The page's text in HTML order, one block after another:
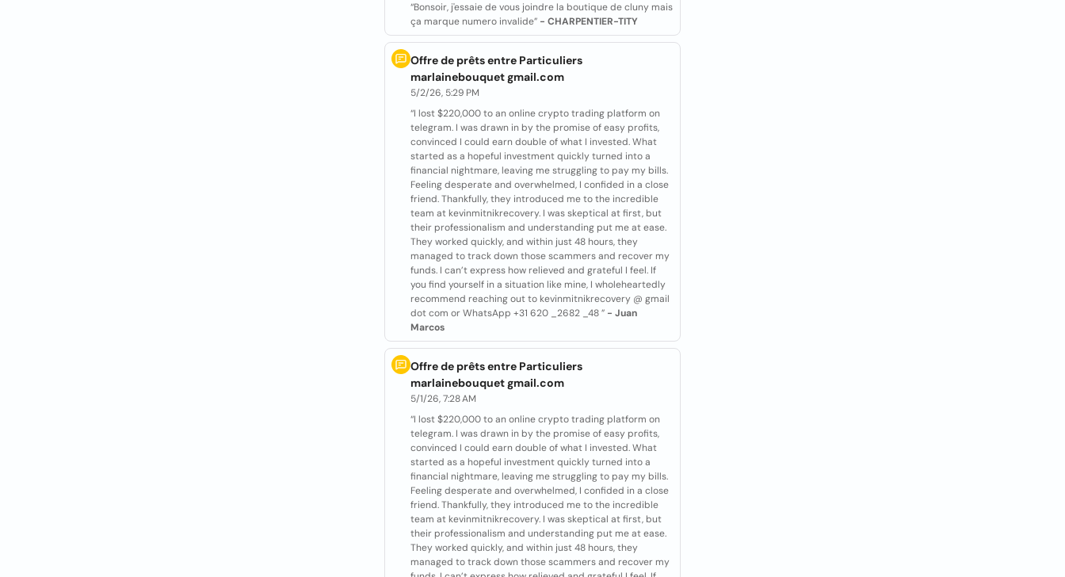
“Bonsoir, j'essaie de vous joindre la boutique de cluny mais
ça marque numero invalide” - CHARPENTIER-TITY
Offre de prêts entre Particuliers
marlainebouquet gmail.com
5/2/26, 5:29 PM
“I lost $220,000 to an online crypto trading platform on
telegram. I was drawn in by the promise of easy profits,
convinced I could earn double of what I invested. What
started as a hopeful investment quickly turned into a
financial nightmare, leaving me struggling to pay my bills.
Feeling desperate and overwhelmed, I confided in a close
friend. Thankfully, they introduced me to the incredible
team at kevinmitnikrecovery. I was skeptical at first, but
their professionalism and understanding put me at ease.
They worked quickly, and within just 48 hours, they
managed to track down those scammers and recover my
funds. I can’t express how relieved and grateful I feel. If
you find yourself in a situation like mine, I wholeheartedly
recommend reaching out to kevinmitnikrecovery @ gmail
dot com or WhatsApp +31 620 _2682 _48 ” - Juan
Marcos
Offre de prêts entre Particuliers
marlainebouquet gmail.com
5/1/26, 7:28 AM
“I lost $220,000 to an online crypto trading platform on
telegram. I was drawn in by the promise of easy profits,
convinced I could earn double of what I invested. What
started as a hopeful investment quickly turned into a
financial nightmare, leaving me struggling to pay my bills.
Feeling desperate and overwhelmed, I confided in a close
friend. Thankfully, they introduced me to the incredible
team at kevinmitnikrecovery. I was skeptical at first, but
their professionalism and understanding put me at ease.
They worked quickly, and within just 48 hours, they
managed to track down those scammers and recover my